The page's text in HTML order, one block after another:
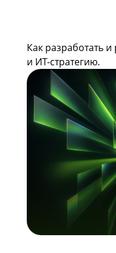
Как разработать
и ИТ-стратегию.